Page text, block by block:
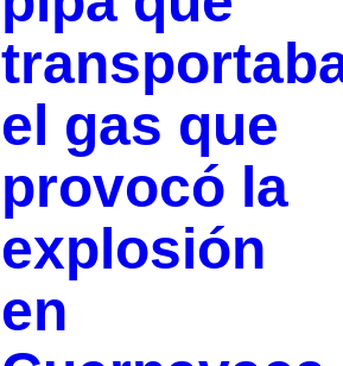
el gas que
provocó la
explosión
en